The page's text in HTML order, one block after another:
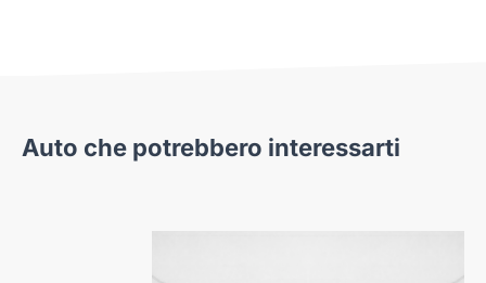
Auto che potrebbero interessarti